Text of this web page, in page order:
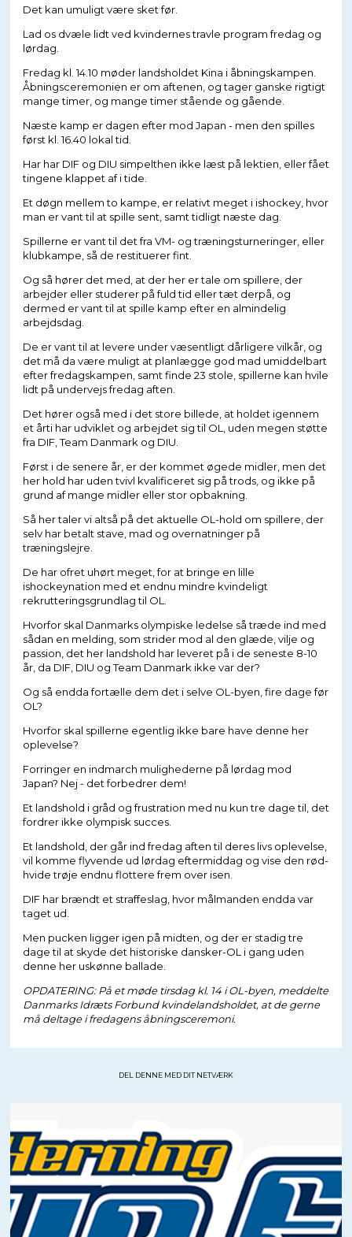
Det kan umuligt være sket før.
Lad os dvæle lidt ved kvindernes travle program fredag og
lørdag.
Fredag kl. 14.10 møder landsholdet Kina i åbningskampen.
Åbningsceremonien er om aftenen, og tager ganske rigtigt
mange timer, og mange timer stående og gående.
Næste kamp er dagen efter mod Japan - men den spilles
først kl. 16.40 lokal tid.
Har har DIF og DIU simpelthen ikke læst på lektien, eller fået
tingene klappet af i tide.
Et døgn mellem to kampe, er relativt meget i ishockey, hvor
man er vant til at spille sent, samt tidligt næste dag.
Spillerne er vant til det fra VM- og træningsturneringer, eller
klubkampe, så de restituerer fint.
Og så hører det med, at der her er tale om spillere, der
arbejder eller studerer på fuld tid eller tæt derpå, og
dermed er vant til at spille kamp efter en almindelig
arbejdsdag.
De er vant til at levere under væsentligt dårligere vilkår, og
det må da være muligt at planlægge god mad umiddelbart
efter fredagskampen, samt finde 23 stole, spillerne kan hvile
lidt på undervejs fredag aften.
Det hører også med i det store billede, at holdet igennem
et årti har udviklet og arbejdet sig til OL, uden megen støtte
fra DIF, Team Danmark og DIU.
Først i de senere år, er der kommet øgede midler, men det
her hold har uden tvivl kvalificeret sig på trods, og ikke på
grund af mange midler eller stor opbakning.
Så her taler vi altså på det aktuelle OL-hold om spillere, der
selv har betalt stave, mad og overnatninger på
træningslejre.
De har ofret uhørt meget, for at bringe en lille
ishockeynation med et endnu mindre kvindeligt
rekrutteringsgrundlag til OL.
Hvorfor skal Danmarks olympiske ledelse så træde ind med
sådan en melding, som strider mod al den glæde, vilje og
passion, det her landshold har leveret på i de seneste 8-10
år, da DIF, DIU og Team Danmark ikke var der?
Og så endda fortælle dem det i selve OL-byen, fire dage før
OL?
Hvorfor skal spillerne egentlig ikke bare have denne her
oplevelse?
Forringer en indmarch mulighederne på lørdag mod
Japan? Nej - det forbedrer dem!
Et landshold i gråd og frustration med nu kun tre dage til, det
fordrer ikke olympisk succes.
Et landshold, der går ind fredag aften til deres livs oplevelse,
vil komme flyvende ud lørdag eftermiddag og vise den rød-
hvide trøje endnu flottere frem over isen.
DIF har brændt et straffeslag, hvor målmanden endda var
taget ud.
Men pucken ligger igen på midten, og der er stadig tre
dage til at skyde det historiske dansker-OL i gang uden
denne her uskønne ballade.
OPDATERING: På et møde tirsdag kl. 14 i OL-byen, meddelte
Danmarks Idræts Forbund kvindelandsholdet, at de gerne
må deltage i fredagens åbningsceremoni.
DEL DENNE MED DIT NETVÆRK